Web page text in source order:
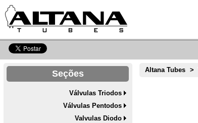
Seções
Válvulas Triodos
Válvulas Pentodos
Valvulas Diodo
Altana Tubes >